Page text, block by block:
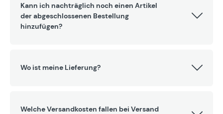
Kann ich nachträglich noch einen Artikel
der abgeschlossenen Bestellung
hinzufügen?
Wo ist meine Lieferung?
Welche Versandkosten fallen bei Versand